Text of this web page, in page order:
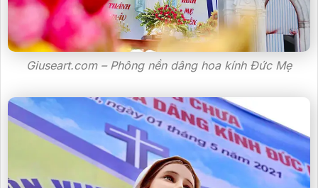
Giuseart.com – Phông nền dâng hoa kính Đức Mẹ